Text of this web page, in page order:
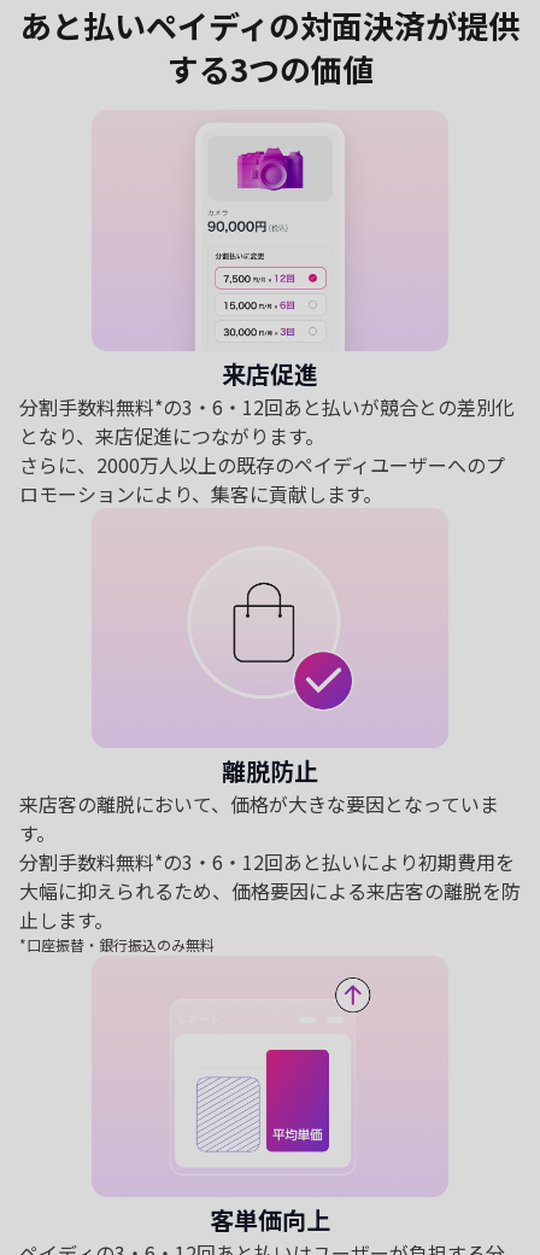
あと払いペイディの対面決済が提供
する3つの価値
来店促進
分割手数料無料*の3・6・12回あと払いが競合との差別化
となり、来店促進につながります。
さらに、2000万人以上の既存のペイディユーザーへのプ
ロモーションにより、集客に貢献します。
離脱防止
来店客の離脱において、価格が大きな要因となっていま
す。
分割手数料無料*の3・6・12回あと払いにより初期費用を
大幅に抑えられるため、価格要因による来店客の離脱を防
止します。
*口座振替・銀行振込のみ無料
客単価向上